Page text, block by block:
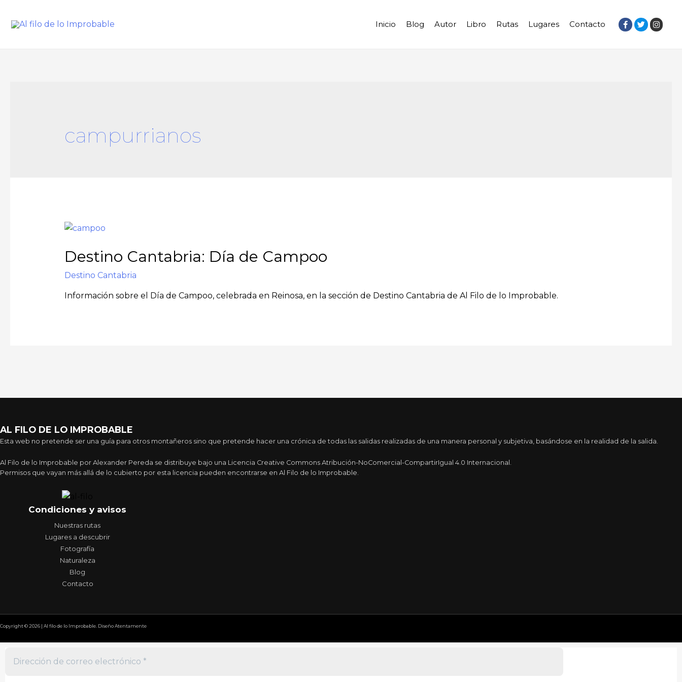
Inicio Blog Autor Libro Rutas Lugares Contacto
campurrianos
Destino Cantabria: Día de Campoo
Destino Cantabria
Información sobre el Día de Campoo, celebrada en Reinosa, en la sección de Destino Cantabria de Al Filo de lo Improbable.
AL FILO DE LO IMPROBABLE
Esta web no pretende ser una guía para otros montañeros sino que pretende hacer una crónica de todas las salidas realizadas de una manera personal y subjetiva, basándose en la realidad de la salida.
Al Filo de lo Improbable por Alexander Pereda se distribuye bajo una Licencia Creative Commons Atribución-NoComercial-CompartirIgual 4.0 Internacional.
Permisos que vayan más allá de lo cubierto por esta licencia pueden encontrarse en Al Filo de lo Improbable.
Condiciones y avisos
Nuestras rutas
Lugares a descubrir
Fotografía
Naturaleza
Blog
Contacto
Copyright © 2026 | Al filo de lo Improbable. Diseño Atentamente